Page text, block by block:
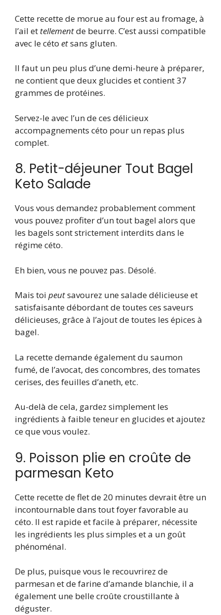
Cette recette de morue au four est au fromage, à
l’ail et tellementde beurre. C’est aussi compatible
avec le céto etsans gluten.
Il faut un peu plus d’une demi-heure à préparer,
ne contient que deux glucides et contient 37
grammes de protéines.
Servez-le avec l’un de ces délicieux
accompagnements céto pour un repas plus
complet.
8. Petit-déjeuner Tout Bagel
Keto Salade
Vous vous demandez probablement comment
vous pouvez profiter d’un tout bagel alors que
les bagels sont strictement interdits dans le
régime céto.
Eh bien, vous ne pouvez pas. Désolé.
Mais toi peutsavourez une salade délicieuse et
satisfaisante débordant de toutes ces saveurs
délicieuses, grâce à l’ajout de toutes les épices à
bagel.
La recette demande également du saumon
fumé, de l’avocat, des concombres, des tomates
cerises, des feuilles d’aneth, etc.
Au-delà de cela, gardez simplement les
ingrédients à faible teneur en glucides et ajoutez
ce que vous voulez.
9. Poisson plie en croûte de
parmesan Keto
Cette recette de flet de 20 minutes devrait être un
incontournable dans tout foyer favorable au
céto. Il est rapide et facile à préparer, nécessite
les ingrédients les plus simples et a un goût
phénoménal.
De plus, puisque vous le recouvrirez de
parmesan et de farine d’amande blanchie, il a
également une belle croûte croustillante à
déguster.